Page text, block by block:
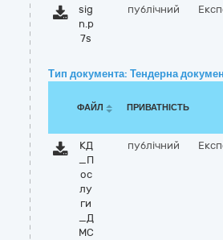
sig
n.p
7s
публічний
Тип документа: Тендерна
ФАЙЛ ПРИВАТНІСТЬ
КД
_П
ос
лу
ги
_Д
МС
публічний